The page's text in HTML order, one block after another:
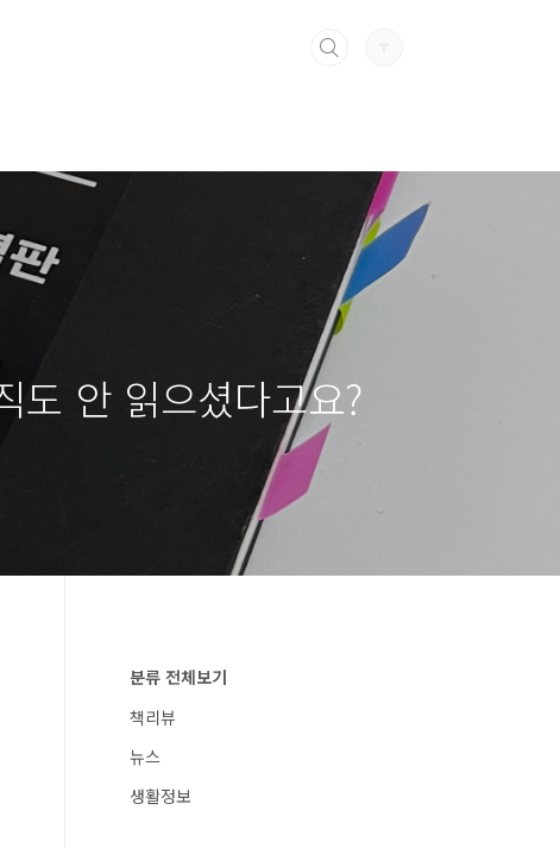
도 안 읽으셨다고요?
분류 전체보기
책리뷰
뉴스
생활정보